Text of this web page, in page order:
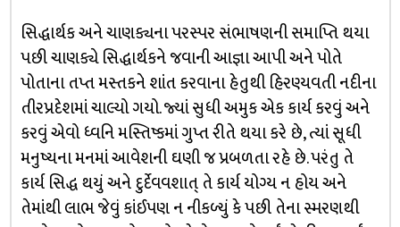
સિદ્ધાર્થક અને ચાણક્યના પરસ્પર સંભાષણની સમાપ્તિ થયા
પછી ચાણક્યે સિદ્ધાર્થકને જવાની આજ્ઞા આપી અને પોતે
પોતાના તપ્ત મસ્તકને શાંત કરવાના હેતુથી હિરણ્યવતી નદીના
તીરપ્રદેશમાં ચાલ્યો ગયો. જ્યાં સુધી અમુક એક કાર્ય કરવું અને
કરવું એવો ધ્વનિ મસ્તિષ્કમાં ગુપ્ત રીતે થયા કરે છે, ત્યાં સૂધી
મનુષ્યના મનમાં આવેશની ઘણી જ પ્રબળતા રહે છે. પરંતુ તે
કાર્ય સિદ્ધ થયું અને દુર્દેવવશાત્ તે કાર્ય યોગ્ય ન હોય અને
તેમાંથી લાભ જેવું કાંઈપણ ન નીકળ્યું કે પછી તેના સ્મરણથી